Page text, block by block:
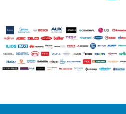
WIFI Standard
ΧΡΏΜΑ Λευκό